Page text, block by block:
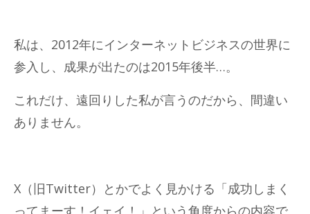
私は、2012年にインターネットビジネスの世界に
参入し、成果が出たのは2015年後半…。
これだけ、遠回りした私が言うのだから、間違い
ありません。
X（旧Twitter）とかでよく見かける「成功しまく
ってまーす！イェイ！」という角度からの内容で